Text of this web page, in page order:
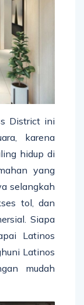
District ini
karena
hidup di
yang
selangkah
tol, dan
Siapa
Latinos
Latinos
mudah